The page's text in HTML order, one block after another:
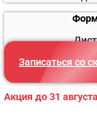
Записаться со
Акция до 31